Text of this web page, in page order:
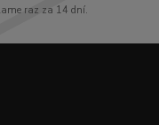
raz za 14 dní.